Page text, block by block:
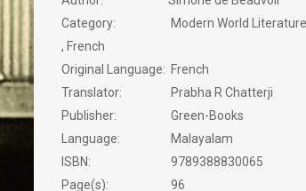
Category:
Modern World
, French
Original Language: French
Translator:
Prabha R Chatterji
Publisher:
Green-Books
Language:
Malayalam
ISBN:
9789388830065
Page(s):
96